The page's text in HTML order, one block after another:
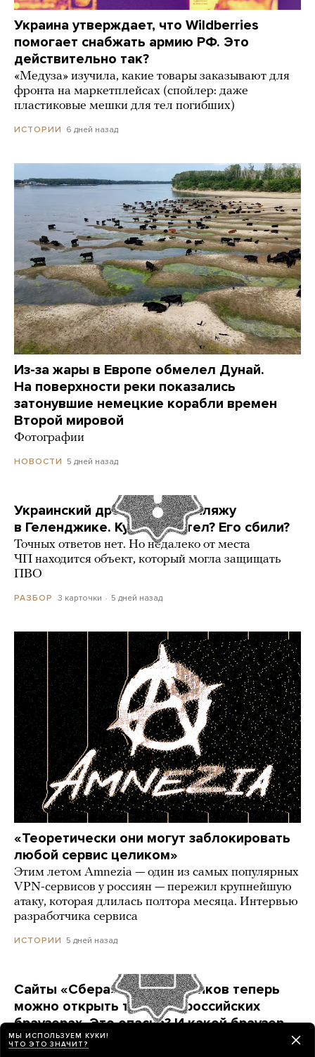
Украина утверждает, что Wildberries
помогает снабжать армию РФ. Это
действительно так?
«Медуза» изучила, какие товары заказывают для
фронта на маркетплейсах (спойлер: даже
пластиковые мешки для тел погибших)
ИСТОРИИ 6 дней назад
Из-за жары в Европе обмелел Дунай.
На поверхности реки показались
затонувшие немецкие корабли времен
Второй мировой
Фотографии
НОВОСТИ 5 дней назад
Украинский дрон попал по пляжу
в Геленджике. Куда он летел? Его сбили?
Точных ответов нет. Но недалеко от места
ЧП находится объект, который могла защищать
ПВО
РАЗБОР 3 карточки 5 дней назад
«Теоретически они могут заблокировать
любой сервис целиком»
Этим летом Amnezia — один из самых популярных
VPN-сервисов у россиян — пережил крупнейшую
атаку, которая длилась полтора месяца. Интервью
разработчика сервиса
ИСТОРИИ 5 дней назад
Сайты «Сбера» и других банков теперь
можно открыть только в российских
браузерах. Это опасно? И какой браузер
выбрать?
МЫ ИСПОЛЬЗУЕМ КУКИ!
ЧТО ЭТО ЗНАЧИТ?